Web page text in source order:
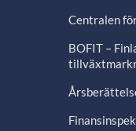
Centralen
BOFIT –